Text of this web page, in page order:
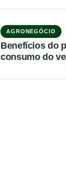
AGRONEGÓCIO
Benefícios do
consumo do